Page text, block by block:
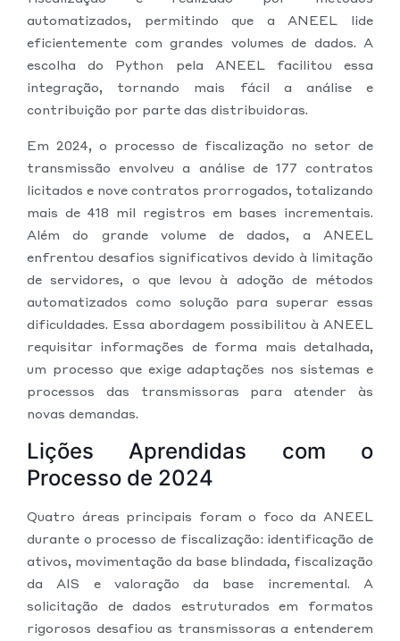
automatizados, permitindo que a ANEEL lide
eficientemente com grandes volumes de dados. A
escolha do Python pela ANEEL facilitou essa
integração, tornando mais fácil a análise e
contribuição por parte das distribuidoras.
Em 2024, o processo de fiscalização no setor de
transmissão envolveu a análise de 177 contratos
licitados e nove contratos prorrogados, totalizando
mais de 418 mil registros em bases incrementais.
Além do grande volume de dados, a ANEEL
enfrentou desafios significativos devido à limitação
de servidores, o que levou à adoção de métodos
automatizados como solução para superar essas
dificuldades. Essa abordagem possibilitou à ANEEL
requisitar informações de forma mais detalhada,
um processo que exige adaptações nos sistemas e
processos das transmissoras para atender às
novas demandas.
Lições Aprendidas com o
Processo de 2024
Quatro áreas principais foram o foco da ANEEL
durante o processo de fiscalização: identificação de
ativos, movimentação da base blindada, fiscalização
da AIS e valoração da base incremental. A
solicitação de dados estruturados em formatos
rigorosos desafiou as transmissoras a entenderem